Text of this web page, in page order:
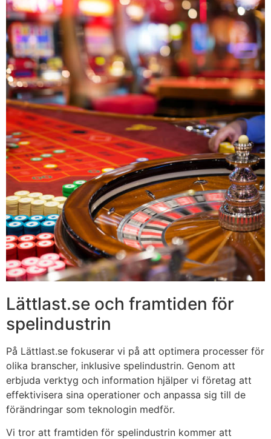
Lättlast.se och framtiden för
spelindustrin
På Lättlast.se fokuserar vi på att optimera processer för
olika branscher, inklusive spelindustrin. Genom att
erbjuda verktyg och information hjälper vi företag att
effektivisera sina operationer och anpassa sig till de
förändringar som teknologin medför.
Vi tror att framtiden för spelindustrin kommer att